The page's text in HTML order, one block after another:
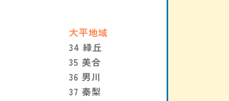
大平地域
34 緑丘
35 美合
36 男川
37 秦梨